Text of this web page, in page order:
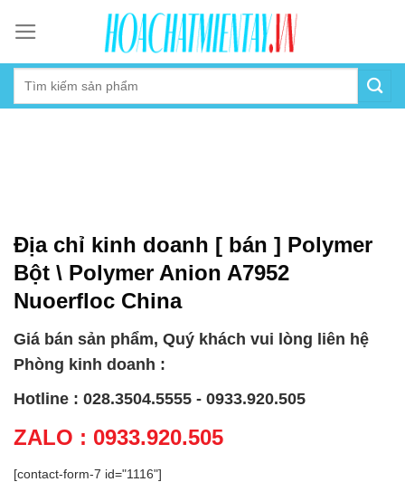
content
Địa chỉ kinh doanh [ bán ] Polymer
Bột \ Polymer Anion A7952
Nuoerfloc China
Giá bán sản phẩm, Quý khách vui lòng liên hệ
Phòng kinh doanh :
Hotline : 028.3504.5555 - 0933.920.505
ZALO : 0933.920.505
[contact-form-7 id="1116"]